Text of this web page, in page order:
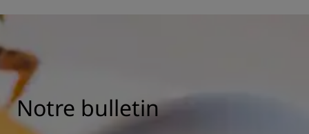
Notre bulletin